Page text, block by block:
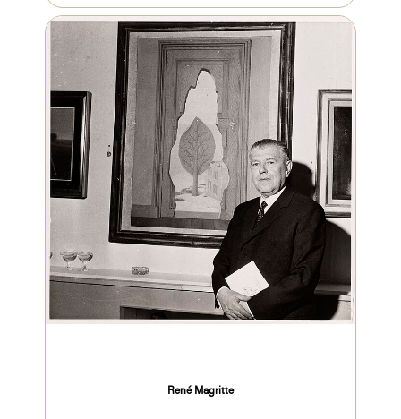
René Magritte